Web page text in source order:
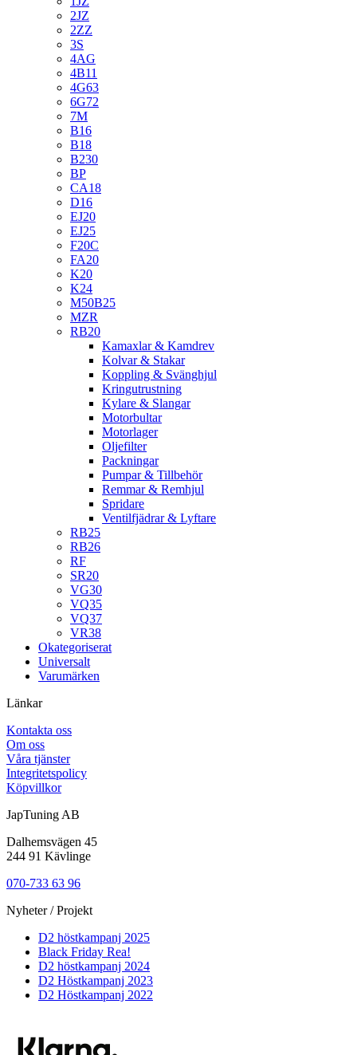
2JZ
2ZZ
3S
4AG
4B11
4G63
6G72
7M
B16
B18
B230
BP
CA18
D16
EJ20
EJ25
F20C
FA20
K20
K24
M50B25
MZR
RB20
Kamaxlar & Kamdrev
Kolvar & Stakar
Koppling & Svänghjul
Kringutrustning
Kylare & Slangar
Motorbultar
Motorlager
Oljefilter
Packningar
Pumpar & Tillbehör
Remmar & Remhjul
Spridare
Ventilfjädrar & Lyftare
RB25
RB26
RF
SR20
VG30
VQ35
VQ37
VR38
Okategoriserat
Universalt
Varumärken
Länkar
Kontakta oss
Om oss
Våra tjänster
Integritetspolicy
Köpvillkor
JapTuning AB
Dalhemsvägen 45
244 91 Kävlinge
070-733 63 96
Nyheter / Projekt
D2 höstkampanj 2025
Black Friday Rea!
D2 höstkampanj 2024
D2 Höstkampanj 2023
D2 Höstkampanj 2022